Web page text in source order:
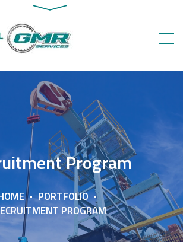
Program
PORTFOLIO
PROGRAM